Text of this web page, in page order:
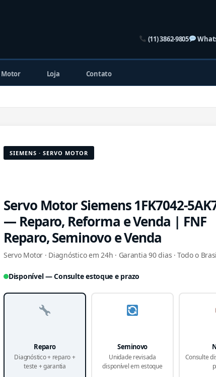
(11) 3862-9805
Motor Loja Contato
SIEMENS · SERVO MOTOR
Servo Motor Siemens 1FK7042-
— Reparo, Reforma e Venda | FNF
Reparo, Seminovo e Venda
Servo Motor · Diagnóstico em 24h · Garantia 90 dias · Todo o
Disponível — Consulte estoque e prazo
Reparo
Diagnóstico + reparo +
teste + garantia
Seminovo
Unidade revisada
disponível em estoque
Consulte